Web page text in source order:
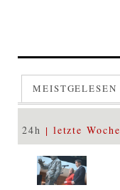
MEISTGELESEN
24h letzte Woche